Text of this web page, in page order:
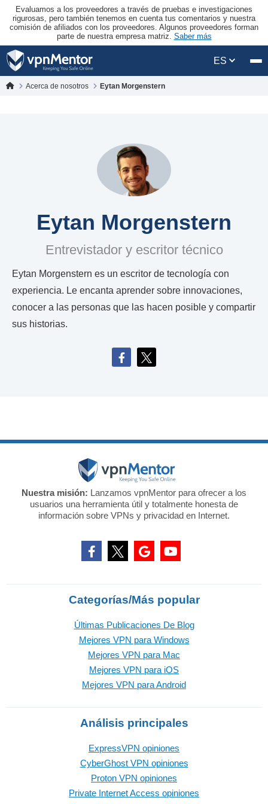
Evaluamos a los proveedores a través de pruebas e investigaciones
rigurosas, pero también tenemos en cuenta tus comentarios y nuestra
comisión de afiliados con los proveedores. Algunos proveedores forman
parte de nuestra empresa matriz. Saber más
ES
Acerca de nosotros Eytan Morgenstern
Eytan Morgenstern
Entrevistador y escritor técnico
Eytan Morgenstern es un escritor de tecnología con
experiencia. Le encanta aprender sobre innovaciones,
conocer a las personas que las hacen posible y compartir
sus historias.
Nuestra misión: Lanzamos vpnMentor para ofrecer a los
usuarios una herramienta útil y totalmente honesta de
información sobre VPNs y privacidad en Internet.
Categorías/Más popular
Últimas Publicaciones De Blog
Mejores VPN para Windows
Mejores VPN para Mac
Mejores VPN para iOS
Mejores VPN para Android
Análisis principales
ExpressVPN opiniones
CyberGhost VPN opiniones
Proton VPN opiniones
Private Internet Access opiniones